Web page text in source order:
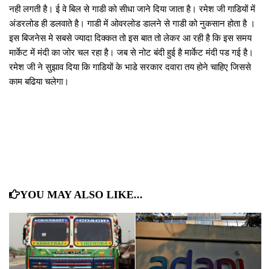
नही लगती है। ई वे बिल से गाडी को सीधा जाने दिया जाता है। रमेश जी गाडियों में
अंडरलोड ही डलवाते है। गाडी में ओवरलोड डालने से गाडी को नुकसान होता है ।
इस बिजनेस मे सबसे ज्‍यादा दिक्‍कत तो इस बात तो लेकर आ रही है कि इस समय
मार्केट में मंदी का जोर चल रहा है। जब से नोट बंदी हुई है मार्केट मंदी पड गई है।
रमेश जी ने सुझाव दिया कि गाडियों के भाडे सरकार दवारा तय होने चाहिए जिससे
काम बढिया चलेगा।
YOU MAY ALSO LIKE...